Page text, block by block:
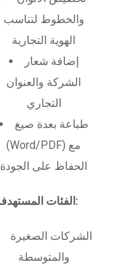
والخطوط لتناسب
الهوية التجارية
إضافة شعار
الشركة والعنوان
التجاري
طباعة بعدة صيغ
(Word/PDF) مع
الحفاظ على الجودة
الفئات المستهدفة:
الشركات الصغيرة
والمتوسطة